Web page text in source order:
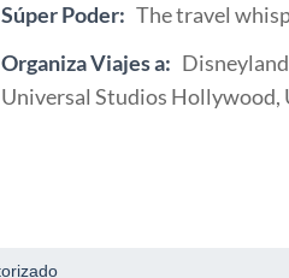
Súper Poder: The travel
Organiza Viajes a:
Universal Studios